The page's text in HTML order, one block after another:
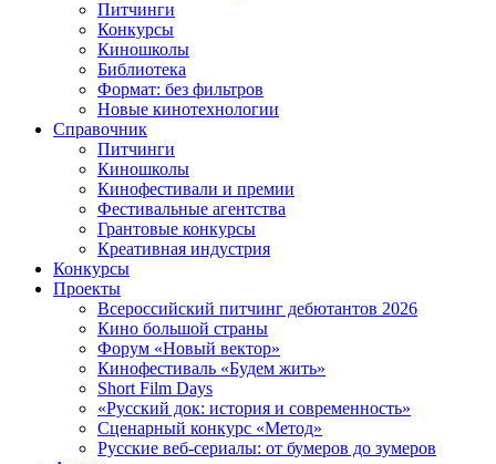
Питчинги
Конкурсы
Киношколы
Библиотека
Формат: без фильтров
Новые кинотехнологии
Справочник
Питчинги
Киношколы
Кинофестивали и премии
Фестивальные агентства
Грантовые конкурсы
Креативная индустрия
Конкурсы
Проекты
Всероссийский питчинг дебютантов 2026
Кино большой страны
Форум «Новый вектор»
Кинофестиваль «Будем жить»
Short Film Days
«Русский док: история и современность»
Сценарный конкурс «Метод»
Русские веб-сериалы: от бумеров до зумеров